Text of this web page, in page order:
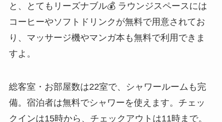
と、とてもリーズナブル💰 ラウンジスペースには
コーヒーやソフトドリンクが無料で用意されてお
り、マッサージ機やマンガ本も無料で利用できま
すよ。
総客室・お部屋数は22室で、シャワールームも完
備。宿泊者は無料でシャワーを使えます。チェッ
クインは15時から、チェックアウトは11時まで。